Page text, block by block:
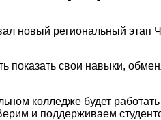
новый региональный
показать свои навыки,
колледже будет
и поддерживаем